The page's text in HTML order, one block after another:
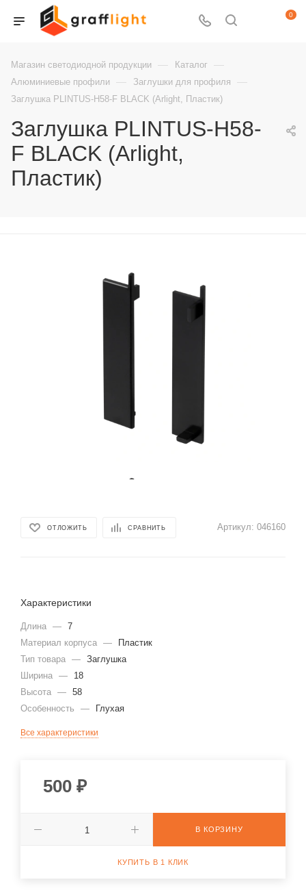
0
Магазин светодиодной продукции — Каталог —
Алюминиевые профили — Заглушки для профиля —
Заглушка PLINTUS-H58-F BLACK (Arlight, Пластик)
Заглушка PLINTUS-H58-
F BLACK (Arlight,
Пластик)
ОТЛОЖИТЬ СРАВНИТЬ Артикул: 046160
Характеристики
Длина — 7
Материал корпуса —
Пластик
Тип товара — Заглушка
Ширина —
18
Высота — 58
Особенность
— Глухая
Все характеристики
500 ₽
В КОРЗИНУ
КУПИТЬ В 1 КЛИК